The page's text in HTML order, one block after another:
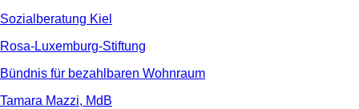
Sozialberatung Kiel
Rosa-Luxemburg-Stiftung
Bündnis für bezahlbaren Wohnraum
Tamara Mazzi, MdB